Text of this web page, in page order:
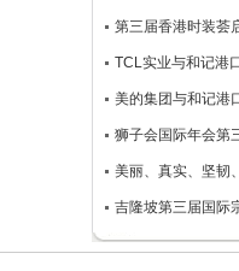
第三届香港时装荟
TCL实业与和记港
美的集团与和记港
狮子会国际年会第
美丽、真实、坚韧
吉隆坡第三届国际